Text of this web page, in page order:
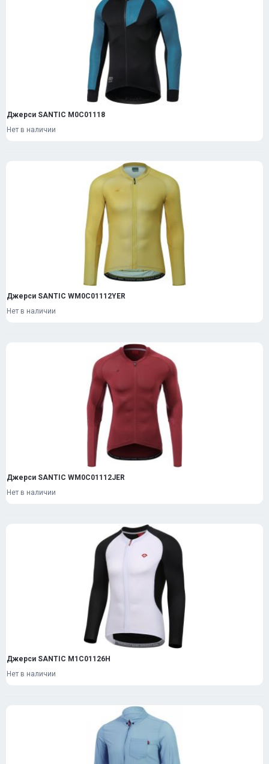
Джерси SANTIC M0C01118
Нет в наличии
Джерси SANTIC WM0C01112YER
Нет в наличии
Джерси SANTIC WM0C01112JER
Нет в наличии
Джерси SANTIC M1C01126H
Нет в наличии